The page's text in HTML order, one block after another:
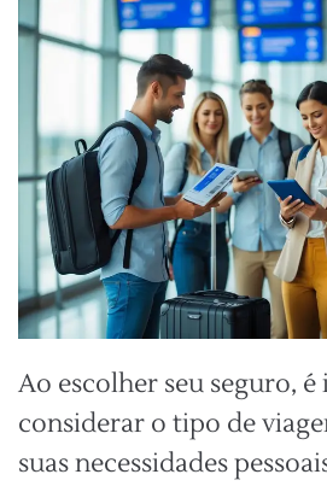
Ao escolher seu seguro,
considerar o tipo de
suas necessidades